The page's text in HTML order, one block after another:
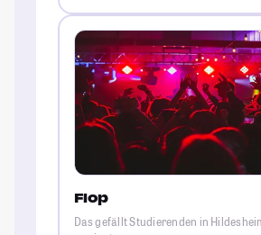
Flop
Das gefällt Studierenden in